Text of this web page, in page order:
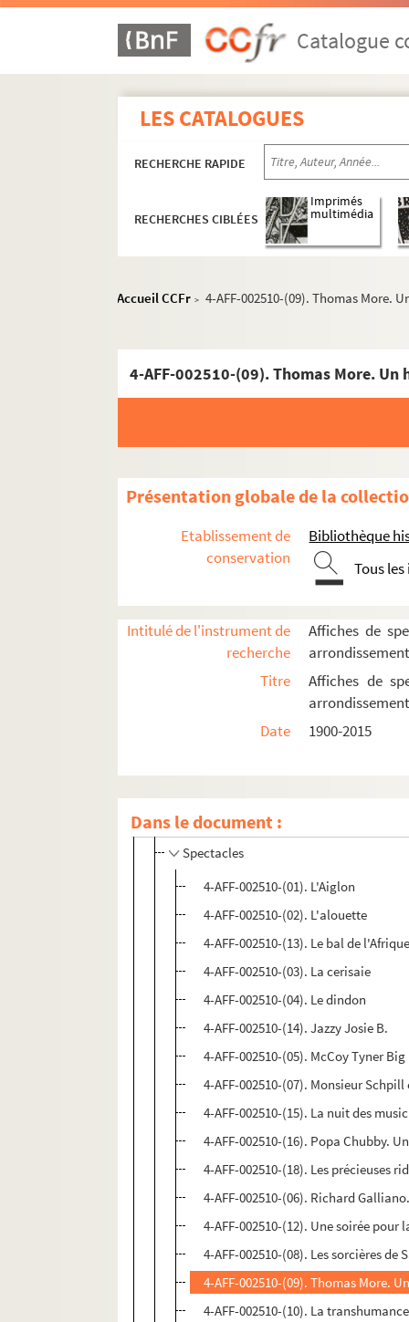
Catalogue
LES CATALOGUES
RECHERCHE RAPIDE
RECHERCHES CIBLÉES
Imprimés
multimédia
Accueil CCFr > 4-AFF-002510-(09). Thomas More.
4-AFF-002510-(09). Thomas More.
Présentation globale de la
Etablissement de
conservation
Bibliothèque
Tous
Intitulé de l'instrument de
recherche
Affiches de
Titre
Affiches de
Date
1900-2015
Dans le document :
Ève
Le Funambule
L'Hippodrome
Historial de Montmartre
Au Lapin agile
Lavoir moderne parisien
Manufacture des Abbesses
Moulin de la Chanson
Sudden théâtre
Théâtre de l'Atalante
Théâtre des Béliers parisiens
Théâtre Constance
Théâtre des Deux ânes
Théâtre de Dix heures
Théâtre Espace Acteur
Théâtre Montmartre-Galabru
Théâtre Ouvert
Théâtre Paris-Nord
Théâtre du Tertre
Le Trianon
Spectacles
4-AFF-002510-(01). L'Aiglon
4-AFF-002510-(02). L'alouette
4-AFF-002510-(13). Le bal de
4-AFF-002510-(03). La cerisaie
4-AFF-002510-(04). Le dindon
4-AFF-002510-(14). Jazzy Josie B.
4-AFF-002510-(05). McCoy Tyner
4-AFF-002510-(07). Monsieur
4-AFF-002510-(15). La nuit des
4-AFF-002510-(16). Popa Chubby.
4-AFF-002510-(18). Les précieuses
4-AFF-002510-(06). Richard
4-AFF-002510-(12). Une soirée pour
4-AFF-002510-(08). Les sorcières de
4-AFF-002510-(09). Thomas More.
4-AFF-002510-(10). La